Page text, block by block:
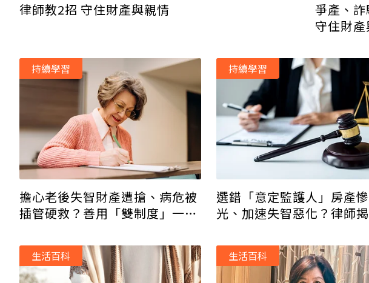
律師教2招 守住財產與親情
爭產、
守住財
擔心老後失智財產遭搶、病危被
插管硬救？善用「雙制度」一次
持續學習
選錯「意定監護人」房產
光、加速失智惡化？律師
持續學習
生活百科 生活百科